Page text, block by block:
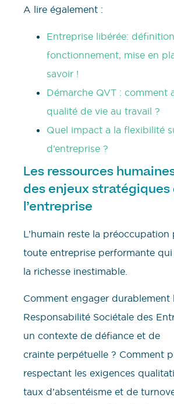
A lire également :
Entreprise libérée:
fonctionnement, mise en
savoir !
Démarche QVT : comment
qualité de vie au travail ?
Quel impact a la flexibilité
d’entreprise ?
Les ressources
des enjeux stratégiques
l’entreprise
L’humain reste la préoccupation
toute entreprise performante
la richesse inestimable.
Comment engager durablement
Responsabilité Sociétale des
un contexte de défiance et de
crainte perpétuelle ? Comment
respectant les exigences
taux d’absentéisme et de